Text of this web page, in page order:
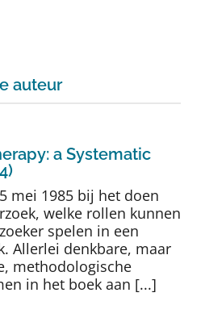
auteur
a Systematic
mei 1985 bij het doen
welke rollen kunnen
spelen in een
Allerlei denkbare, maar
methodologische
in het boek aan [...]